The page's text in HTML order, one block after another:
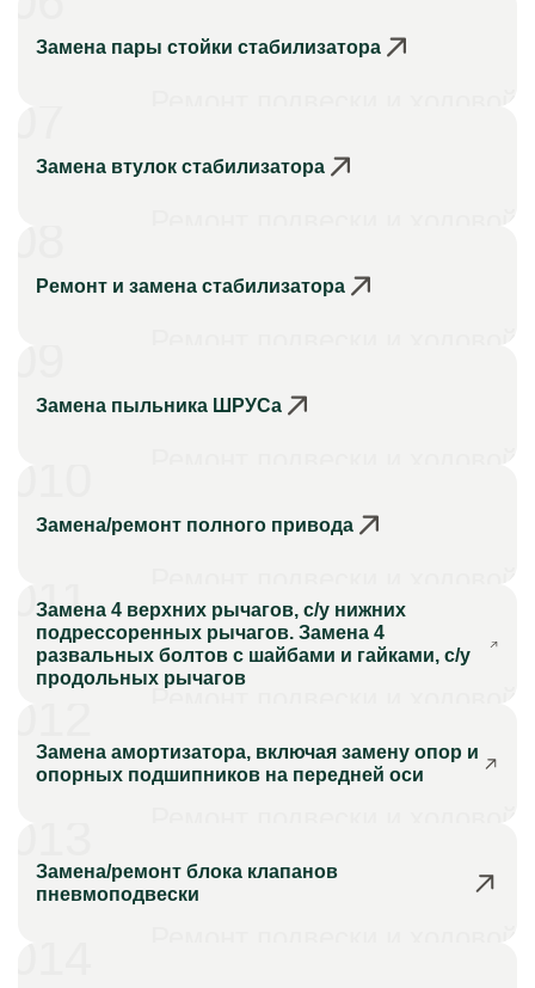
Замена пары стойки стабилизатора
Замена втулок стабилизатора
Ремонт и замена стабилизатора
Замена пыльника ШРУСа
Замена/ремонт полного привода
011
Ремонт подвески и ходовой
Замена 4 верхних рычагов, с/у нижних
подрессоренных рычагов. Замена 4
развальных болтов с шайбами и гайками, с/у
продольных рычагов
Замена амортизатора, включая замену опор и
опорных подшипников на передней оси
Замена/ремонт блока клапанов
пневмоподвески